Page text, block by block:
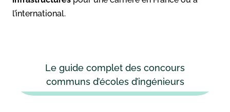
l’international.
Le guide complet des concours
communs d’écoles d’ingénieurs